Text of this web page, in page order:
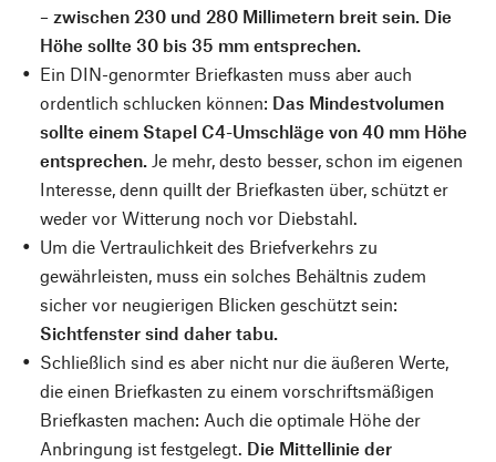
– zwischen 230 und 280 Millimetern breit sein. Die
Höhe sollte 30 bis 35 mm entsprechen.
Ein DIN-genormter Briefkasten muss aber auch
ordentlich schlucken können: Das Mindestvolumen
sollte einem Stapel C4-Umschläge von 40 mm Höhe
entsprechen. Je mehr, desto besser, schon im eigenen
Interesse, denn quillt der Briefkasten über, schützt er
weder vor Witterung noch vor Diebstahl.
Um die Vertraulichkeit des Briefverkehrs zu
gewährleisten, muss ein solches Behältnis zudem
sicher vor neugierigen Blicken geschützt sein:
Sichtfenster sind daher tabu.
Schließlich sind es aber nicht nur die äußeren Werte,
die einen Briefkasten zu einem vorschriftsmäßigen
Briefkasten machen: Auch die optimale Höhe der
Anbringung ist festgelegt. Die Mittellinie der